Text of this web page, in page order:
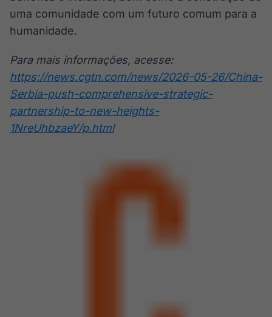
uma comunidade com um futuro comum para a
humanidade.
Para mais informações, acesse:
https://news.cgtn.com/news/2026-05-26/China-
Serbia-push-comprehensive-strategic-
partnership-to-new-heights-
1NreUhbzaeY/p.html